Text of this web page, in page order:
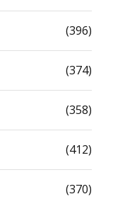
(396)
(374)
(358)
(412)
(370)